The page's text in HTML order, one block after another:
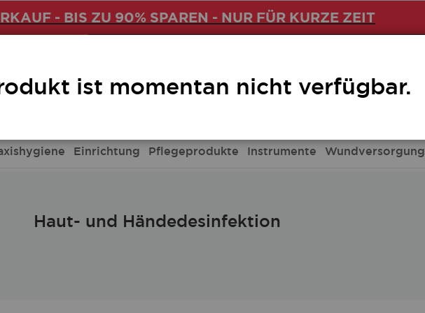
- BIS ZU 90% SPAREN - NUR FÜR KURZE ZEIT
Einrichtung Pflegeprodukte Instrumente Wundversorgung
Haut- und Händedesinfektion
Haut- und Händedesinfektion
ist momentan nicht verfügbar.